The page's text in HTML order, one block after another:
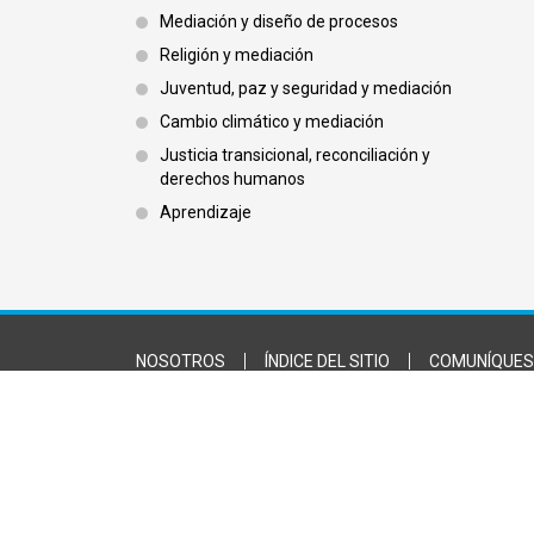
Footer 3
Mediación y diseño de procesos
Religión y mediación
Juventud, paz y seguridad y mediación
Cambio climático y mediación
Justicia transicional, reconciliación y
derechos humanos
Aprendizaje
Footer Bottom
NOSOTROS ÍNDICE DEL SITIO